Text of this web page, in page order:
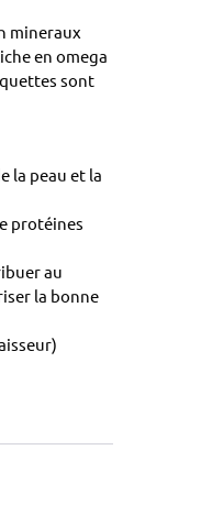
mineraux
en omega
sont
la peau et la
protéines
au
la bonne